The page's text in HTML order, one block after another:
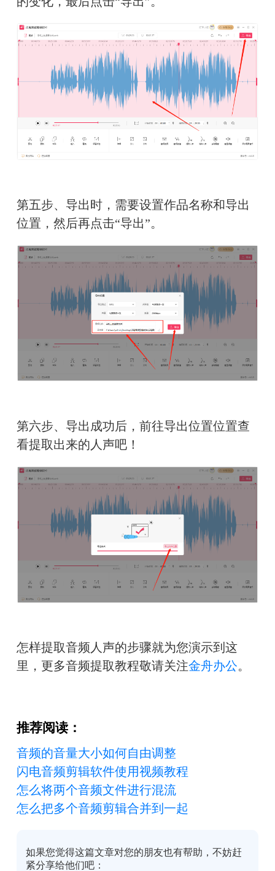
第五步、导出时，需要设置作品名称和导出
位置，然后再点击“导出”。
第六步、导出成功后，前往导出位置位置查
看提取出来的人声吧！
怎样提取音频人声的步骤就为您演示到这
里，更多音频提取教程敬请关注金舟办公。
推荐阅读：
音频的音量大小如何自由调整
闪电音频剪辑软件使用视频教程
怎么将两个音频文件进行混流
怎么把多个音频剪辑合并到一起
如果您觉得这篇文章对您的朋友也有帮助，不妨赶
紧分享给他们吧：